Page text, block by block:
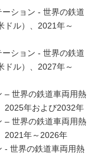
ション - 世界の鉄道
ドル）、2021年～
ション - 世界の鉄道
ドル）、2027年～
– 世界の鉄道車両用熱
2025年および2032年
– 世界の鉄道車両用熱
2021年～2026年
- 世界の鉄道車両用熱